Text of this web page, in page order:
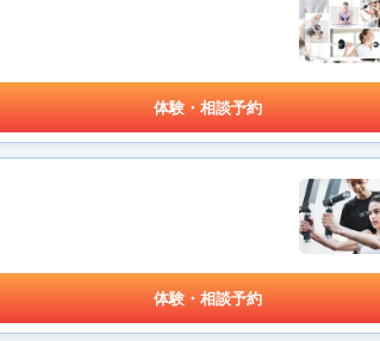
体験・相談予約
体験・相談予約